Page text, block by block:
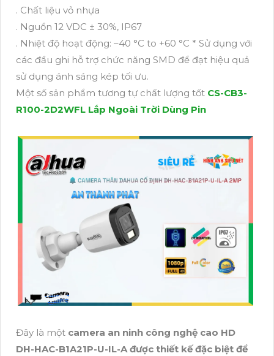
. Chất liệu vỏ nhựa
. Nguồn 12 VDC ± 30%, IP67
. Nhiệt độ hoạt động: –40 °C to +60 °C * Sử dụng với
các đầu ghi hỗ trợ chức năng SMD để đạt hiệu quả
sử dụng ánh sáng kép tối ưu.
Một số sản phẩm tương tự chất lượng tốt CS-CB3-
R100-2D2WFL Lắp Ngoài Trời Dùng Pin
Đây là một camera an ninh công nghệ cao HD
DH-HAC-B1A21P-U-IL-A được thiết kế đặc biệt để